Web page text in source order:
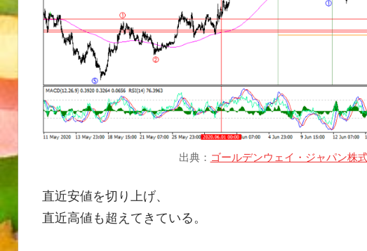
出典： ゴールデンウェイ・ジャパン株
直近安値を切り上げ、
直近高値も超えてきている。